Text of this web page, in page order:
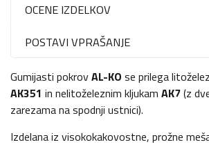
OCENE IZDELKOV
POSTAVI VPRAŠANJE
Gumijasti pokrovAL-KO se prilega
AK351 in nelitoželeznim kljukam AK7(z
zarezama na spodnji ustnici).
Izdelana iz visokokakovostne, prožne